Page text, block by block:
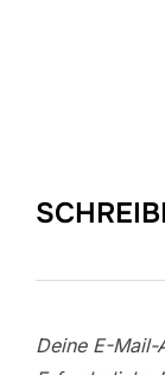
Deine E-